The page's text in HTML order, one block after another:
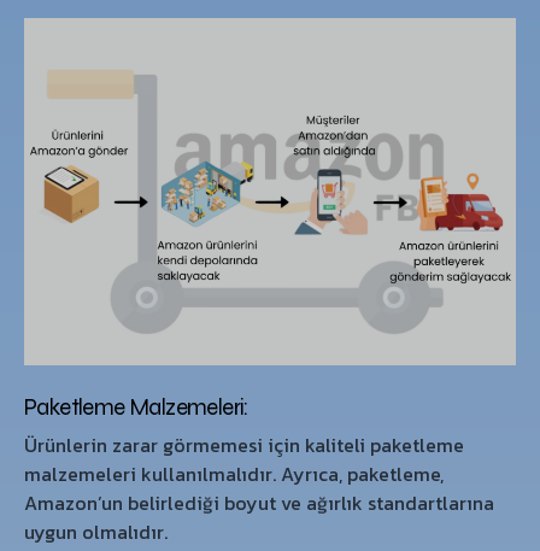
Paketleme Malzemeleri:
Ürünlerin zarar görmemesi için kaliteli paketleme
malzemeleri kullanılmalıdır. Ayrıca, paketleme,
Amazon’un belirlediği boyut ve ağırlık standartlarına
uygun olmalıdır.